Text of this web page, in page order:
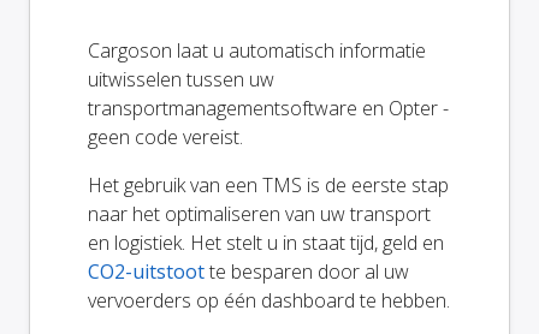
Cargoson laat u automatisch informatie
uitwisselen tussen uw
transportmanagementsoftware en Opter -
geen code vereist.
Het gebruik van een TMS is de eerste stap
naar het optimaliseren van uw transport
en logistiek. Het stelt u in staat tijd, geld en
CO2-uitstootte besparen door al uw
vervoerders op één dashboard te hebben.